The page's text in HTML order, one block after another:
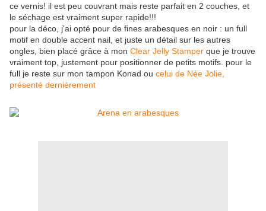
ce vernis! il est peu couvrant mais reste parfait en 2 couches, et
le séchage est vraiment super rapide!!!
pour la déco, j'ai opté pour de fines arabesques en noir : un full
motif en double accent nail, et juste un détail sur les autres
ongles, bien placé grâce à mon Clear Jelly Stamper que je trouve
vraiment top, justement pour positionner de petits motifs. pour le
full je reste sur mon tampon Konad ou celui de Née Jolie,
présenté dernièrement